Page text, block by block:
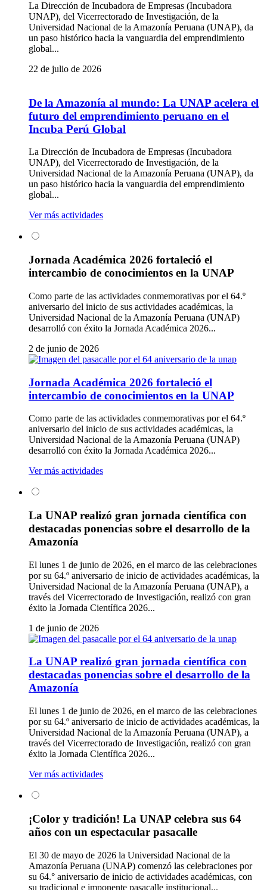
La Dirección de Incubadora de Empresas (Incubadora
UNAP), del Vicerrectorado de Investigación, de la
Universidad Nacional de la Amazonía Peruana (UNAP), da
un paso histórico hacia la vanguardia del emprendimiento
global...
22 de julio de 2026
De la Amazonía al mundo: La UNAP acelera el
futuro del emprendimiento peruano en el
Incuba Perú Global
La Dirección de Incubadora de Empresas (Incubadora
UNAP), del Vicerrectorado de Investigación, de la
Universidad Nacional de la Amazonía Peruana (UNAP), da
un paso histórico hacia la vanguardia del emprendimiento
global...
Ver más actividades
Jornada Académica 2026 fortaleció el
intercambio de conocimientos en la UNAP
Como parte de las actividades conmemorativas por el 64.º
aniversario del inicio de sus actividades académicas, la
Universidad Nacional de la Amazonía Peruana (UNAP)
desarrolló con éxito la Jornada Académica 2026...
2 de junio de 2026
Jornada Académica 2026 fortaleció el
intercambio de conocimientos en la UNAP
Como parte de las actividades conmemorativas por el 64.º
aniversario del inicio de sus actividades académicas, la
Universidad Nacional de la Amazonía Peruana (UNAP)
desarrolló con éxito la Jornada Académica 2026...
Ver más actividades
La UNAP realizó gran jornada científica con
destacadas ponencias sobre el desarrollo de la
Amazonía
El lunes 1 de junio de 2026, en el marco de las celebraciones
por su 64.º aniversario de inicio de actividades académicas, la
Universidad Nacional de la Amazonía Peruana (UNAP), a
través del Vicerrectorado de Investigación, realizó con gran
éxito la Jornada Científica 2026...
1 de junio de 2026
La UNAP realizó gran jornada científica con
destacadas ponencias sobre el desarrollo de la
Amazonía
El lunes 1 de junio de 2026, en el marco de las celebraciones
por su 64.º aniversario de inicio de actividades académicas, la
Universidad Nacional de la Amazonía Peruana (UNAP), a
través del Vicerrectorado de Investigación, realizó con gran
éxito la Jornada Científica 2026...
Ver más actividades
¡Color y tradición! La UNAP celebra sus 64
años con un espectacular pasacalle
El 30 de mayo de 2026 la Universidad Nacional de la
Amazonía Peruana (UNAP) comenzó las celebraciones por
su 64.° aniversario de inicio de actividades académicas, con
su tradicional e imponente pasacalle institucional...